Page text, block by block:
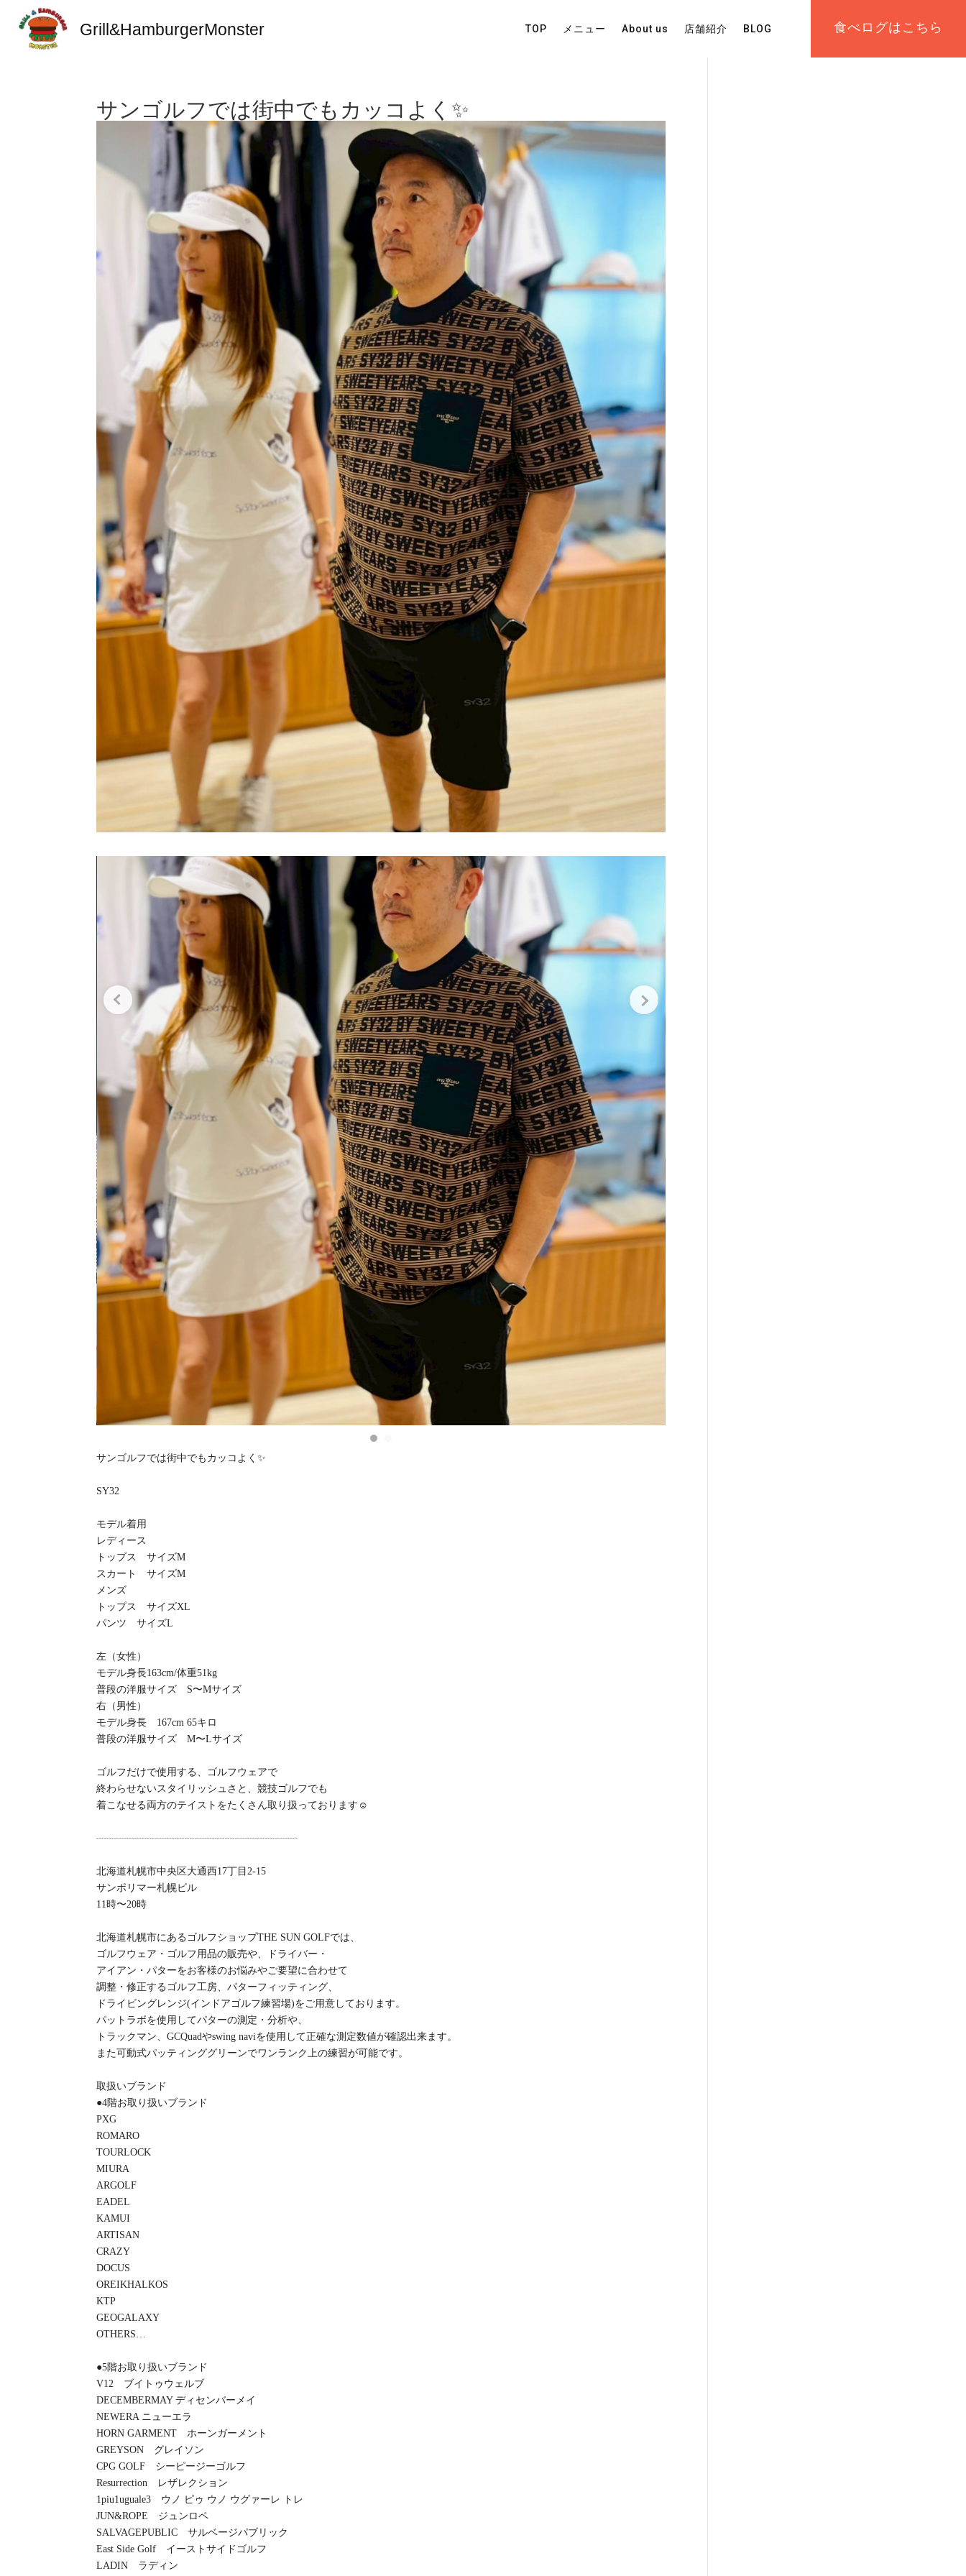
Grill&HamburgerMonster TOP メニュー About us 店舗紹介 BLOG 食べログはこちら
サンゴルフでは街中でもカッコよく✨
サンゴルフでは街中でもカッコよく✨
SY32
モデル着用
レディース
トップス サイズM
スカート サイズM
メンズ
トップス サイズXL
パンツ サイズL
左（女性）
モデル身長163cm/体重51kg
普段の洋服サイズ S〜Mサイズ
右（男性）
モデル身長 167cm 65キロ
普段の洋服サイズ M〜Lサイズ
ゴルフだけで使用する、ゴルフウェアで
終わらせないスタイリッシュさと、競技ゴルフでも
着こなせる両方のテイストをたくさん取り扱っております☺️
┈┈┈┈┈┈┈┈┈┈┈┈┈┈┈┈┈┈┈┈
北海道札幌市中央区大通西17丁目2-15
サンポリマー札幌ビル
11時〜20時
北海道札幌市にあるゴルフショップTHE SUN GOLFでは、
ゴルフウェア・ゴルフ用品の販売や、ドライバー・
アイアン・パターをお客様のお悩みやご要望に合わせて
調整・修正するゴルフ工房、パターフィッティング、
ドライビングレンジ(インドアゴルフ練習場)をご用意しております。
パットラボを使用してパターの測定・分析や、
トラックマン、GCQuadやswing naviを使用して正確な測定数値が確認出来ます。
また可動式パッティンググリーンでワンランク上の練習が可能です。
取扱いブランド
●4階お取り扱いブランド
PXG
ROMARO
TOURLOCK
MIURA
ARGOLF
EADEL
KAMUI
ARTISAN
CRAZY
DOCUS
OREIKHALKOS
KTP
GEOGALAXY
OTHERS…
●5階お取り扱いブランド
V12 ブイトゥウェルブ
DECEMBERMAY ディセンバーメイ
NEWERA ニューエラ
HORN GARMENT ホーンガーメント
GREYSON グレイソン
CPG GOLF シーピージーゴルフ
Resurrection レザレクション
1piu1uguale3 ウノ ピゥ ウノ ウグァーレ トレ
JUN&ROPE ジュンロペ
SALVAGEPUBLIC サルベージパブリック
East Side Golf イーストサイドゴルフ
LADIN ラディン